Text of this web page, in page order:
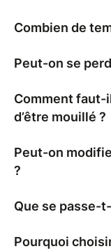
Combien de
Peut-on se
Comment faut-
d’être mouillé ?
Peut-on
?
Que se passe-
Pourquoi